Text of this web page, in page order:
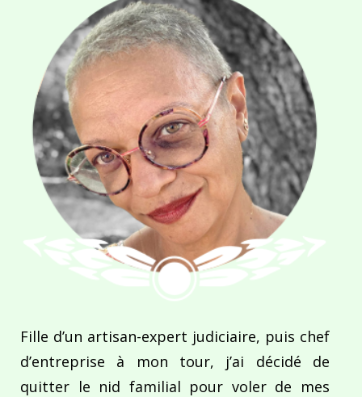
Fille d’un artisan-expert judiciaire, puis chef
d’entreprise à mon tour, j’ai décidé de
quitter le nid familial pour voler de mes